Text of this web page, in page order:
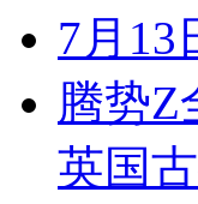
7月13
腾势Z
英国